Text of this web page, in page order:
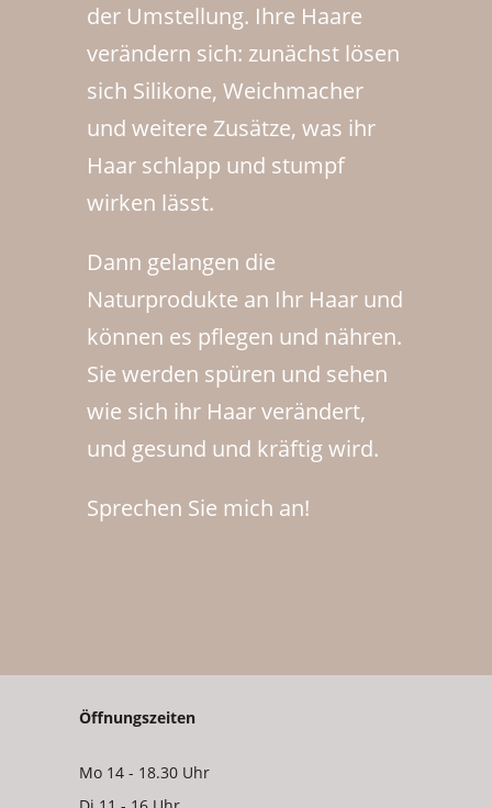
der Umstellung. Ihre Haare
verändern sich: zunächst lösen
sich Silikone, Weichmacher
und weitere Zusätze, was ihr
Haar schlapp und stumpf
wirken lässt.
Dann gelangen die
Naturprodukte an Ihr Haar und
können es pflegen und nähren.
Sie werden spüren und sehen
wie sich ihr Haar verändert,
und gesund und kräftig wird.
Sprechen Sie mich an!
Öffnungszeiten
Mo 14 - 18.30 Uhr